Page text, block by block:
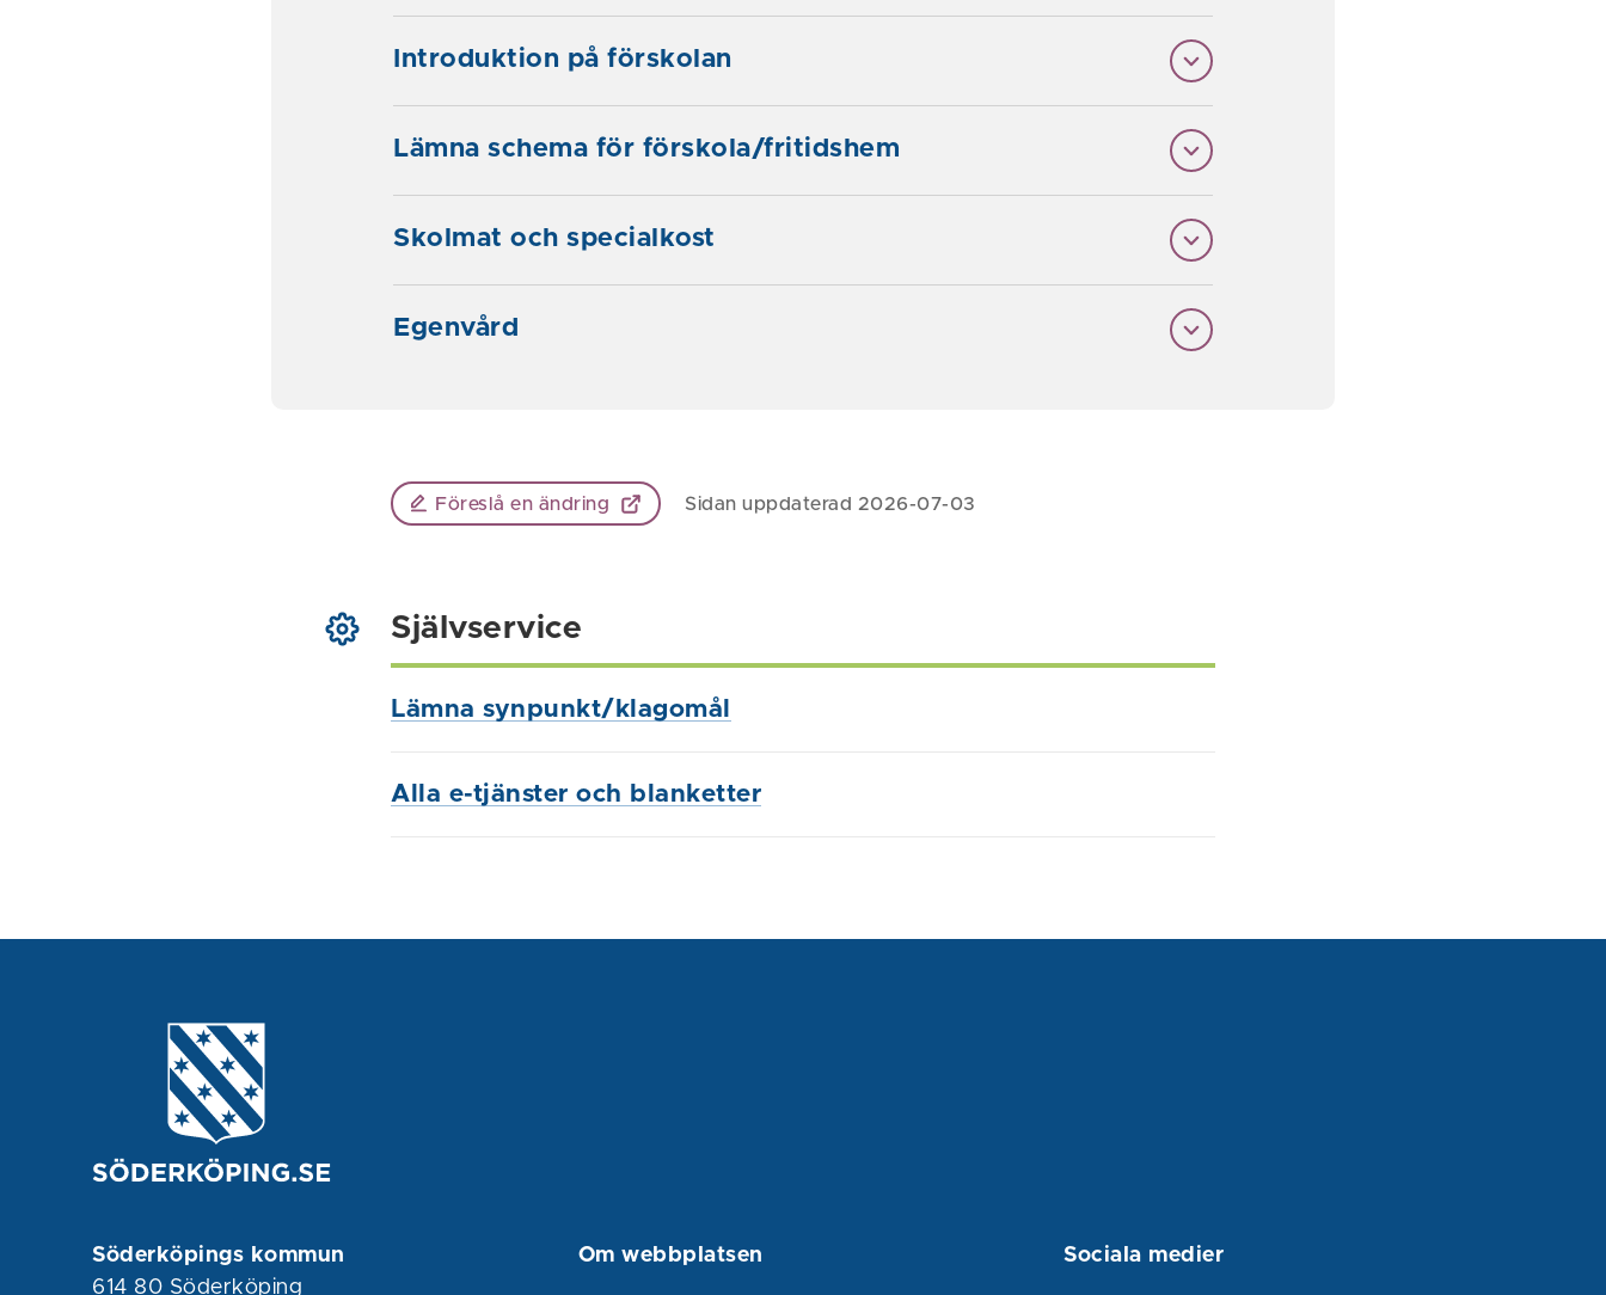
Introduktion på förskolan
Lämna schema för förskola/fritidshem
Skolmat och specialkost
Egenvård
Föreslå en ändring Sidan uppdaterad 2026-07-03
Självservice
Lämna synpunkt/klagomål
Alla e-tjänster och blanketter
Söderköpings kommun
614 80 Söderköping
Om webbplatsen Sociala medier